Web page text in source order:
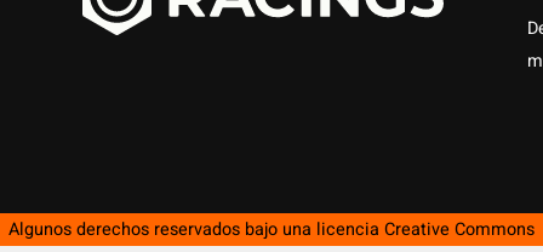
Algunos derechos reservados bajo una licencia Creative Commons